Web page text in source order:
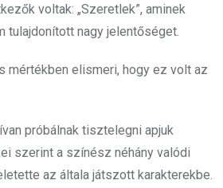
voltak: „Szeretlek”, aminek
tulajdonított nagy jelentőséget.
mértékben elismeri, hogy ez volt az
próbálnak tisztelegni apjuk
szerint a színész néhány valódi
az általa játszott karakterekbe.